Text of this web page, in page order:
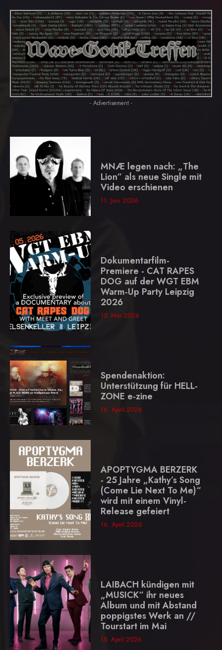
- Advertisement -
MNÆ legen nach: „The
Lion“ als neue Single mit
Video erschienen
11. Juni 2026
Dokumentarfilm-
Premiere - CAT RAPES
DOG auf der WGT EBM
Warm-Up Party Leipzig
2026
15. Mai 2026
Spendenaktion:
Unterstützung für HELL-
ZONE e-zine
16. April 2026
APOPTYGMA BERZERK
- 25 Jahre „Kathy’s Song
(Come Lie Next To Me)“
wird mit einem Vinyl-
Release gefeiert
16. April 2026
LAIBACH kündigen mit
„MUSICK“ ihr neues
Album und mit Abstand
poppigstes Werk an //
Tourstart im Mai
15. April 2026